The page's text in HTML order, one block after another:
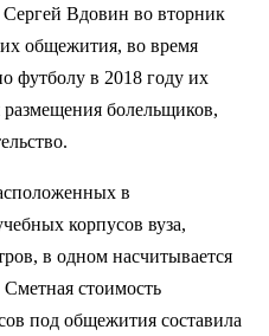
Вдовин во вторник
общежития, во время
футболу в 2018 году их
размещения болельщиков,
в
корпусов вуза,
в одном насчитывается
стоимость
под общежития составила